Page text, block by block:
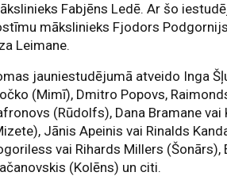
Fabjēns Ledē. Ar šo
mākslinieks Fjodors
Leimane.
jauniestudējumā atveido Inga
(Mimī), Dmitro Popovs,
(Rūdolfs), Dana Bramane vai
Jānis Apeinis vai Rinalds
vai Rihards Millers (Šonārs),
(Kolēns) un citi.